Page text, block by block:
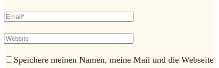
Speichere meinen Namen, meine Mail und die Webseite